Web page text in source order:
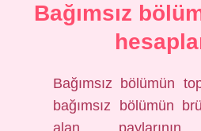
Bağımsız
Bağımsız bölümün
bağımsız bölümün
alan paylarının